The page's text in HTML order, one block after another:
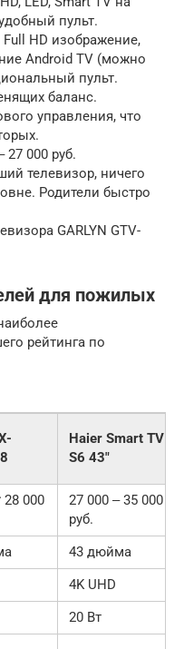
пульт.
HD изображение,
Android TV (можно
пульт.
баланс.
управления, что
27 000 руб.
телевизор, ничего
Родители быстро
GARLYN GTV-
для пожилых
рейтинга по
Haier Smart TV
S6 43″
28 000
27 000 ‒ 35 000
руб.
43 дюйма
4K UHD
20 Вт